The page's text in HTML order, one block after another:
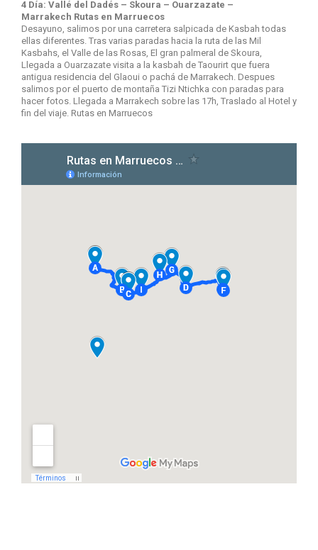
4 Día: Vallé del Dadés – Skoura – Ouarzazate –
Marrakech Rutas en Marruecos
Desayuno, salimos por una carretera salpicada de Kasbah todas
ellas diferentes. Tras varias paradas hacia la ruta de las Mil
Kasbahs, el Valle de las Rosas, El gran palmeral de Skoura,
Llegada a Ouarzazate visita a la kasbah de Taourirt que fuera
antigua residencia del Glaoui o pachá de Marrakech. Despues
salimos por el puerto de montaña Tizi Ntichka con paradas para
hacer fotos. Llegada a Marrakech sobre las 17h, Traslado al Hotel y
fin del viaje. Rutas en Marruecos